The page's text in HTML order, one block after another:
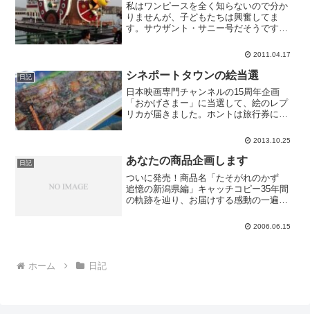
私はワンピースを全く知らないので分か
りませんが、子どもたちは興奮してま
す。サウザント・サニー号だそうです。
2011.04.17
日記 シネポートタウンの絵当選
日本映画専門チャンネルの15周年企画
「おかげさまー」に当選して、絵のレプ
リカが届きました。ホントは旅行券に応
かりしましたが、開いてみたらとても素
な。当選のきっかけになっ...
2013.10.25
日記 あなたの商品企画します
ついに発売！商品名「たそがれのかず
追憶の新潟県編」キャッチコピー35年間
の軌跡を辿り、お届けする感動の一遍種
がよく見ると、35歳の男性（人間）★あ
2006.06.15
ホーム 日記